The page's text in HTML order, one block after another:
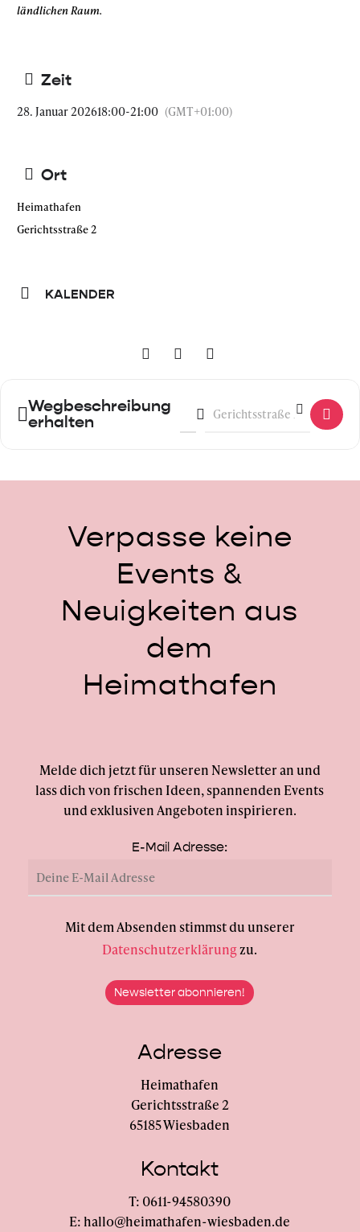
ländlichen Raum.
Zeit
28. Januar 202618:00-21:00 (GMT+01:00)
Ort
Heimathafen
Gerichtsstraße 2
KALENDER
Wegbeschreibung
erhalten
Address - Public Next: Closing
Destination Address -
Verpasse keine
Events &
Neuigkeiten aus
dem
Heimathafen
Melde dich jetzt für unseren Newsletter an und
lass dich von frischen Ideen, spannenden Events
und exklusiven Angeboten inspirieren.
E-Mail Adresse:
Mit dem Absenden stimmst du unserer
Datenschutzerklärungzu.
Adresse
Heimathafen
Gerichtsstraße 2
65185 Wiesbaden
Kontakt
T: 0611-94580390
E: hallo@heimathafen-wiesbaden.de